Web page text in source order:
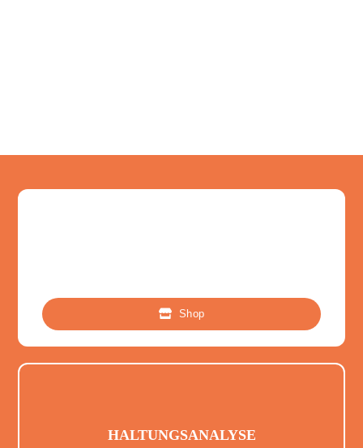
Shop
HALTUNGSANALYSE